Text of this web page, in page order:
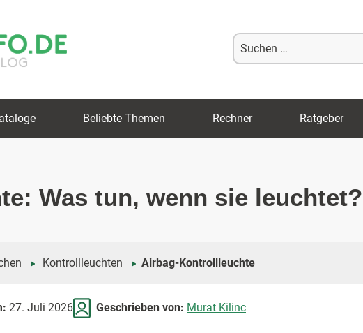
Suche
nach:
Beliebte Themen Rechner Ratgeber
Was tun, wenn sie leuchtet?
Kontrollleuchten Airbag-Kontrollleuchte
27. Juli 2026 Geschrieben von: Murat Kilinc